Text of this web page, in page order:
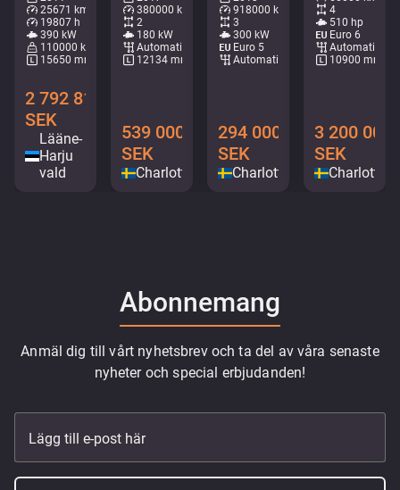
25671 km
19807 h
390 kW
110000 kg
15650 mm
2 792 816
SEK
Lääne-
Harju
vald
380000 km
2
180 kW
Automatisk
12134 mm
539 000
SEK
Charlottenberg
918000 km
3
300 kW
Euro 5
Automatisk
294 000
SEK
Charlottenberg
4
510 hp
Euro 6
Automatisk
10900 mm
3 200 000
SEK
Abonnemang
Anmäl dig till vårt nyhetsbrev och ta del av våra senaste
nyheter och special erbjudanden!
Lägg till e-post här